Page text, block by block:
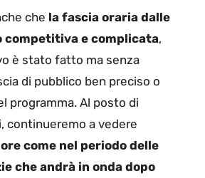
che la fascia oraria dalle
competitiva e complicata,
è stato fatto ma senza
di pubblico ben preciso o
programma. Al posto di
continueremo a vedere
come nel periodo delle
che andrà in onda dopo